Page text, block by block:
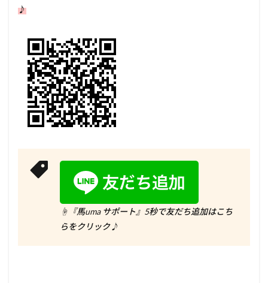
♪
☝『馬uma サポート』5秒で友だち追加はこち
らをクリック♪